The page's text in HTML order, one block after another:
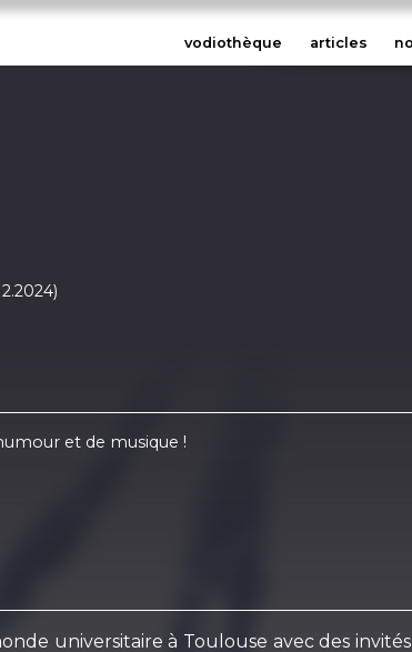
vodiothèque articles
et de musique !
universitaire à Toulouse avec des